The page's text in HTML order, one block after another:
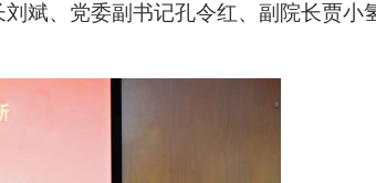
斌、党委副书记孔令红、副院长贾